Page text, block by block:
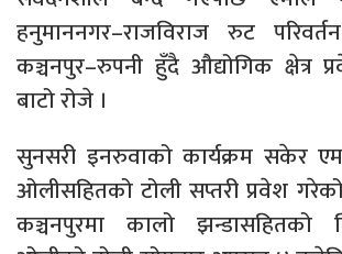
हनुमाननगर–राजविराज रुट
कञ्चनपुर–रुपनी हुँदै औद्योगिक क्षेत्र
बाटो रोजे ।
सुनसरी इनरुवाको कार्यक्रम सकेर
ओलीसहितको टोली सप्तरी प्रवेश
कञ्चनपुरमा कालो झन्डासहितको